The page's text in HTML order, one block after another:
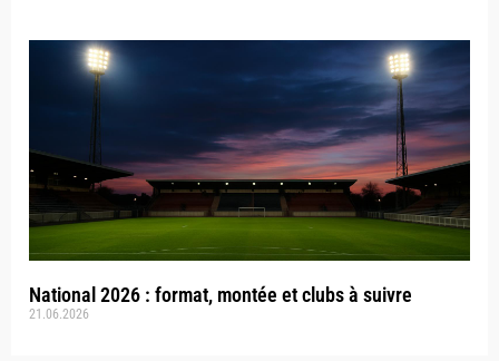
National 2026 : format, montée et clubs à suivre
21.06.2026